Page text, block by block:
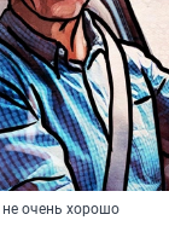
очень хорошо